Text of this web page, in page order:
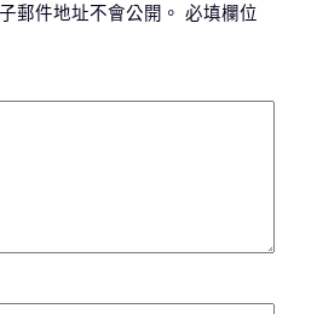
郵件地址不會公開。 必填欄位